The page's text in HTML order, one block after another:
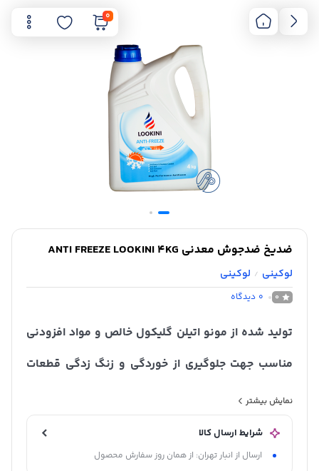
0
ضدیخ ضدجوش معدنی ANTI FREEZE LOOKINI 4KG
لوکینی / لوکینی
0
0 دیدگاه
تولید شده از مونو اتیلن گلیکول خالص و مواد افزودنی
مناسب جهت جلوگیری از خوردگی و زنگ زدگی قطعات
سیستم خنک کننده موتور (ساخت ایران)
ویژگی ها
نمایش بیشتر
شرایط ارسال کالا
ارسال از انبار تهران: از همان روز سفارش محصول